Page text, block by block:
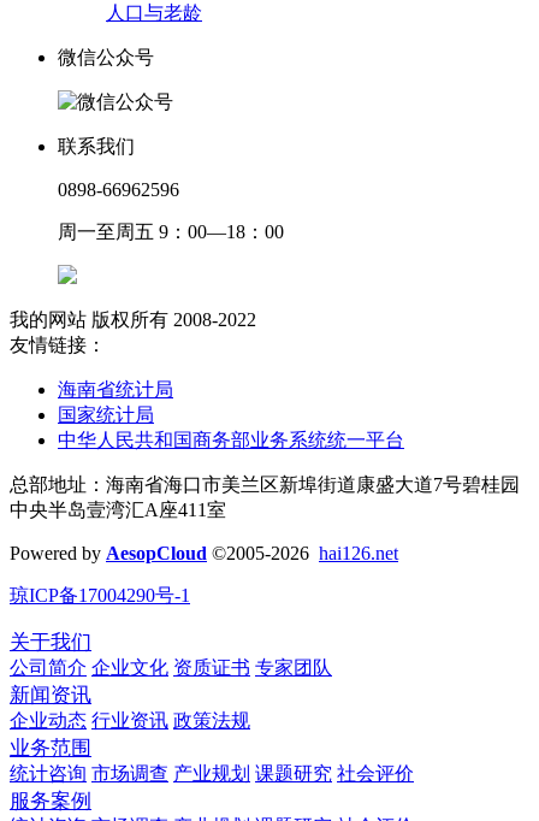
人口与老龄
微信公众号
联系我们
0898-66962596
周一至周五 9：00—18：00
我的网站 版权所有 2008-2022
友情链接：
海南省统计局
国家统计局
中华人民共和国商务部业务系统统一平台
总部地址：海南省海口市美兰区新埠街道康盛大道7号碧桂园
中央半岛壹湾汇A座411室
Powered by AesopCloud ©2005-2026 hai126.net
琼ICP备17004290号-1
关于我们
公司简介 企业文化 资质证书 专家团队
新闻资讯
企业动态 行业资讯 政策法规
业务范围
统计咨询 市场调查 产业规划 课题研究 社会评价
服务案例